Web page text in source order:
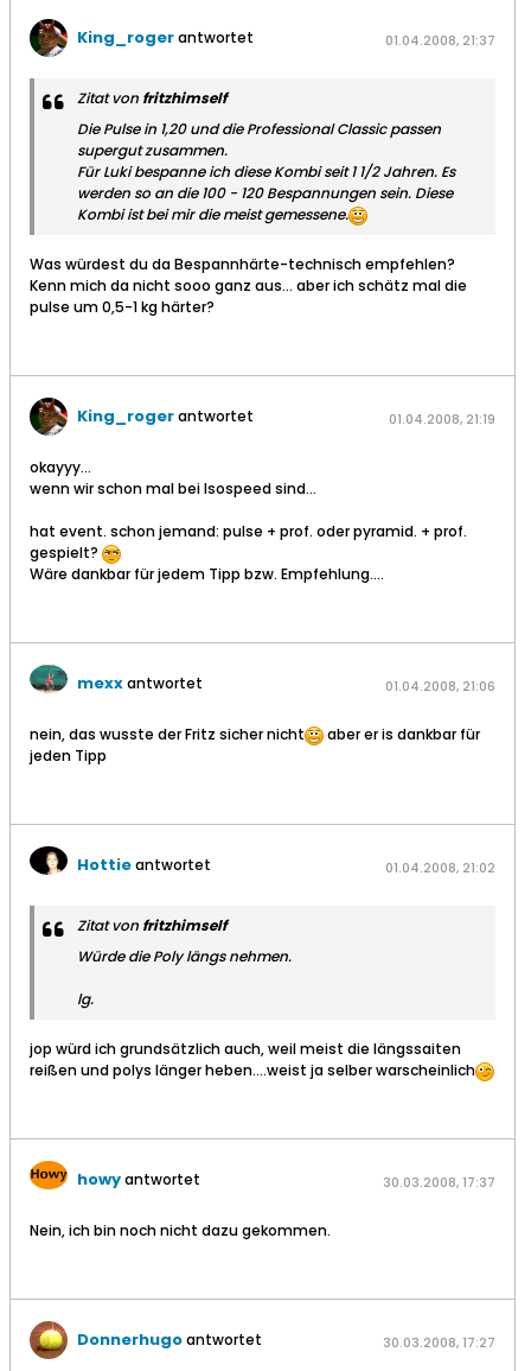
King_rogerantwortet 01.04.2008, 21:37
Zitat von fritzhimself
Die Pulse in 1,20 und die Professional Classic passen
supergut zusammen.
Für Luki bespanne ich diese Kombi seit 1 1/2 Jahren. Es
werden so an die 100 - 120 Bespannungen sein. Diese
Kombi ist bei mir die meist gemessene.
Was würdest du da Bespannhärte-technisch empfehlen?
Kenn mich da nicht sooo ganz aus... aber ich schätz mal die
pulse um 0,5-1 kg härter?
King_rogerantwortet 01.04.2008, 21:19
okayyy...
wenn wir schon mal bei Isospeed sind...
hat event. schon jemand: pulse + prof. oder pyramid. + prof.
gespielt?
Wäre dankbar für jedem Tipp bzw. Empfehlung....
mexxantwortet 01.04.2008, 21:06
nein, das wusste der Fritz sicher nicht
aber er is dankbar für
jeden Tipp
Hottieantwortet 01.04.2008, 21:02
Zitat von fritzhimself
Würde die Poly längs nehmen.
lg.
jop würd ich grundsätzlich auch, weil meist die längssaiten
reißen und polys länger heben....weist ja selber warscheinlich
howyantwortet 30.03.2008, 17:37
Nein, ich bin noch nicht dazu gekommen.
Donnerhugoantwortet 30.03.2008, 17:27